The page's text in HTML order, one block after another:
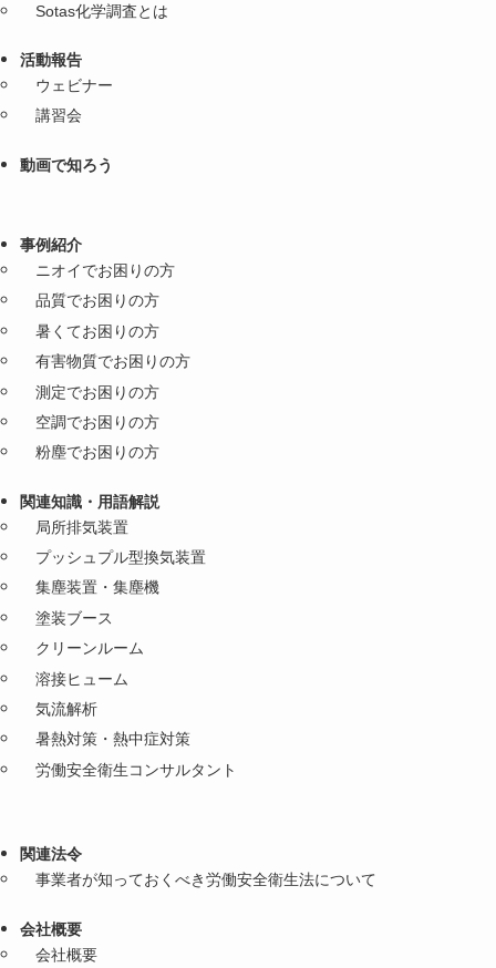
Sotas化学調査とは
活動報告
ウェビナー
講習会
動画で知ろう
事例紹介
ニオイでお困りの方
品質でお困りの方
暑くてお困りの方
有害物質でお困りの方
測定でお困りの方
空調でお困りの方
粉塵でお困りの方
関連知識・用語解説
局所排気装置
プッシュプル型換気装置
集塵装置・集塵機
塗装ブース
クリーンルーム
溶接ヒューム
気流解析
暑熱対策・熱中症対策
労働安全衛生コンサルタント
関連法令
事業者が知っておくべき労働安全衛生法について
会社概要
会社概要